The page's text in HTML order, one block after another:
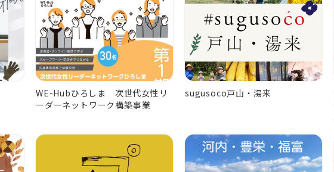
WE-Hubひろしま 次世代女性リ
ーダーネットワーク構築事業
sugusoco戸山・湯来